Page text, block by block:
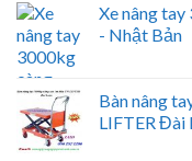
Xe nâng
- Nhật Bản
Bàn nâng
LIFTER Đài